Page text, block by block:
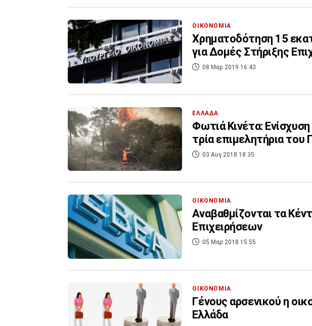
ΟΙΚΟΝΟΜΙΑ
Χρηματοδότηση 15
για Δομές Στήριξης
08 Μαρ 2019 16:43
ΕΛΛΑΔΑ
Φωτιά Κινέτα:
τρία επιμελητήρια του
03 Αυγ 2018 18:35
ΟΙΚΟΝΟΜΙΑ
Αναβαθμίζονται τα
Επιχειρήσεων
05 Μαρ 2018 15:55
ΟΙΚΟΝΟΜΙΑ
Γένους αρσενικού η
Ελλάδα